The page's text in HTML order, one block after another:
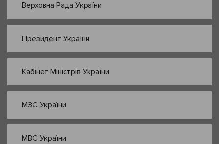
Верховна Рада України
Президент України
Кабінет Міністрів України
МЗС України
МВС України